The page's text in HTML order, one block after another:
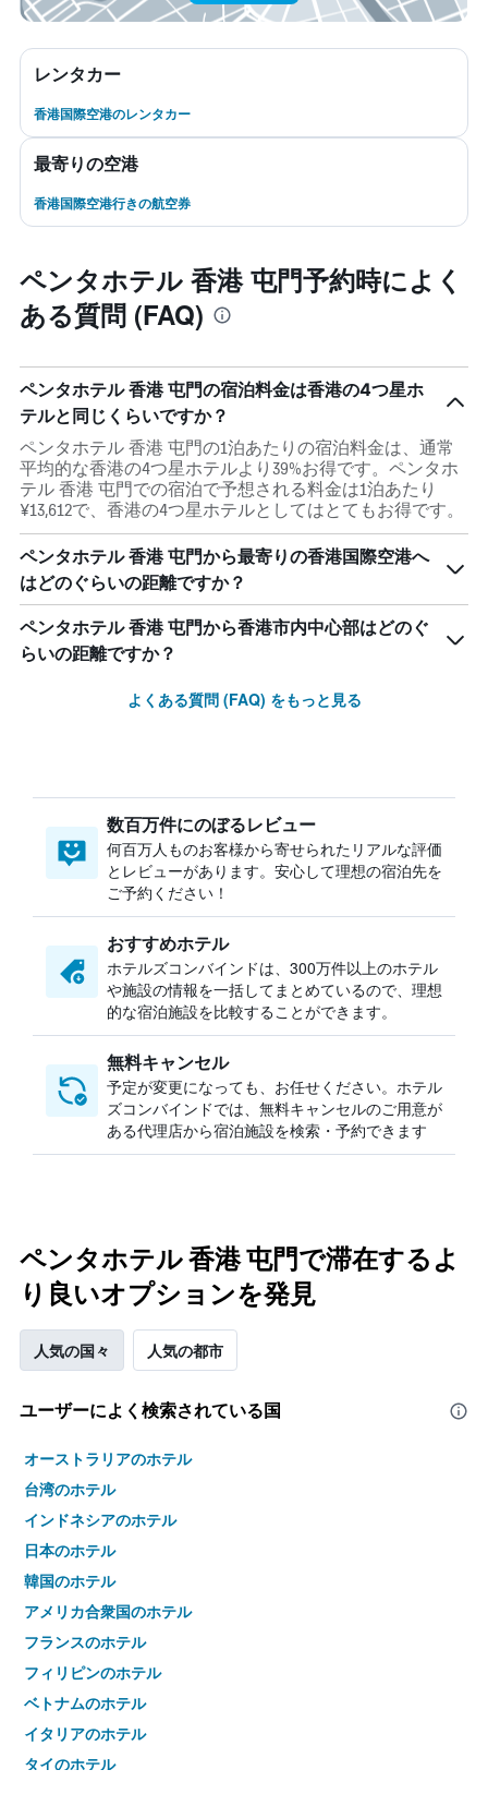
レンタカー
香港国際空港のレンタカー
最寄りの空港
香港国際空港行きの航空券
ペンタホテル 香港 屯門予約時によく
ある質問 (FAQ)
ペンタホテル 香港 屯門の宿泊料金は香港の4つ星ホ
テルと同じくらいですか？
ペンタホテル 香港 屯門の1泊あたりの宿泊料金は、通常
平均的な香港の4つ星ホテルより39%お得です。ペンタホ
テル 香港 屯門での宿泊で予想される料金は1泊あたり
¥13,612で、香港の4つ星ホテルとしてはとてもお得です。
ペンタホテル 香港 屯門から最寄りの香港国際空港へ
はどのぐらいの距離ですか？
ペンタホテル 香港 屯門から香港市内中心部はどのぐ
らいの距離ですか？
よくある質問 (FAQ) をもっと見る
数百万件にのぼるレビュー
何百万人ものお客様から寄せられたリアルな評価
とレビューがあります。安心して理想の宿泊先を
ご予約ください！
おすすめホテル
ホテルズコンバインドは、300万件以上のホテル
や施設の情報を一括してまとめているので、理想
的な宿泊施設を比較することができます。
無料キャンセル
予定が変更になっても、お任せください。ホテル
ズコンバインドでは、無料キャンセルのご用意が
ある代理店から宿泊施設を検索・予約できます
ペンタホテル 香港 屯門で滞在するよ
り良いオプションを発見
人気の国々 人気の都市
ユーザーによく検索されている国
オーストラリアのホテル
台湾のホテル
インドネシアのホテル
日本のホテル
韓国のホテル
アメリカ合衆国のホテル
フランスのホテル
フィリピンのホテル
ベトナムのホテル
イタリアのホテル
タイのホテル